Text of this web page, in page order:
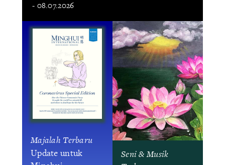
- 08.07.2026
Majalah Terbaru
Update untuk
Seni & Musik